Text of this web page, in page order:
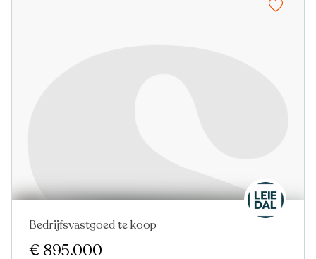
Bedrijfsvastgoed te koop
€ 895.000